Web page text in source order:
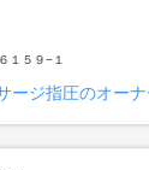
１５９−１
ージ指圧のオー